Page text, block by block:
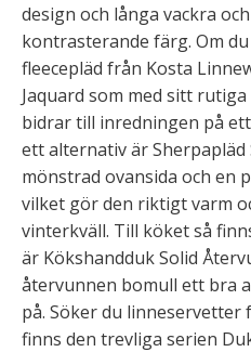
design och långa vackra
kontrasterande färg. Om
fleecepläd från Kosta
Jaquard som med sitt
bidrar till inredningen på
ett alternativ är Sherpapläd
mönstrad ovansida och en
vilket gör den riktigt varm
vinterkväll. Till köket så
är Kökshandduk Solid
återvunnen bomull ett bra
på. Söker du linneservetter
finns den trevliga serien